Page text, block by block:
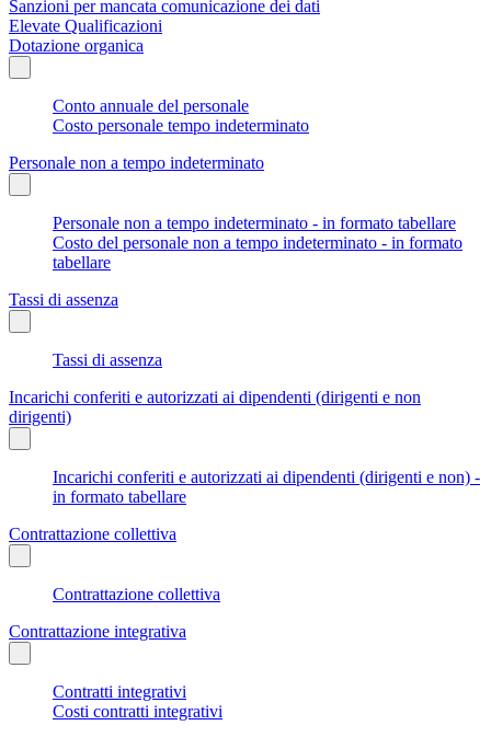
Sanzioni per mancata comunicazione dei dati
Elevate Qualificazioni
Dotazione organica
Conto annuale del personale
Costo personale tempo indeterminato
Personale non a tempo indeterminato
Personale non a tempo indeterminato - in formato tabellare
Costo del personale non a tempo indeterminato - in formato
tabellare
Tassi di assenza
Tassi di assenza
Incarichi conferiti e autorizzati ai dipendenti (dirigenti e non
dirigenti)
Incarichi conferiti e autorizzati ai dipendenti (dirigenti e non) -
in formato tabellare
Contrattazione collettiva
Contrattazione collettiva
Contrattazione integrativa
Contratti integrativi
Costi contratti integrativi